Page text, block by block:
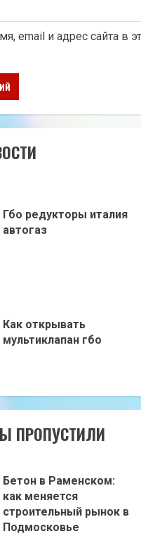
email и адрес сайта в
Гбо редукторы италия
автогаз
Как открывать
мультиклапан гбо
ПРОПУСТИЛИ
Бетон в Раменском:
как меняется
строительный рынок в
Подмосковье